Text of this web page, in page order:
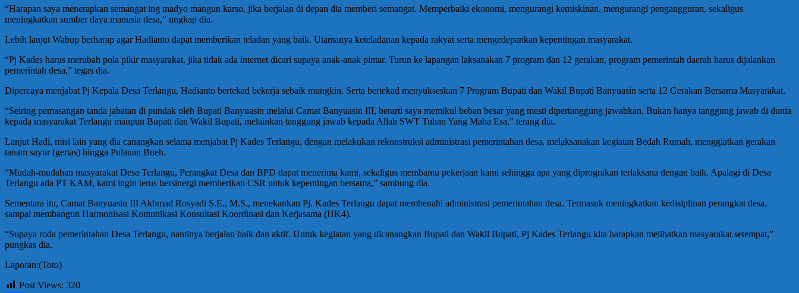
“Harapan saya menerapkan semangat ing madyo mangun karso, jika berjalan di depan dia memberi semangat. Memperbaiki ekonomi, mengurangi kemiskinan, mengurangi pengangguran, sekaligus
meningkatkan sumber daya manusia desa,” ungkap dia.
Lebih lanjut Wabup berharap agar Hadianto dapat memberikan teladan yang baik. Utamanya keteladanan kepada rakyat serta mengedepankan kepentingan masyarakat.
“Pj Kades harus merubah pola pikir masyarakat, jika tidak ada internet dicari supaya anak-anak pintar. Turun ke lapangan laksanakan 7 program dan 12 gerakan, program pemerintah daerah harus dijalankan
pemerintah desa,” tegas dia.
Dipercaya menjabat Pj Kepala Desa Terlangu, Hadianto bertekad bekerja sebaik mungkin. Serta bertekad menyukseskan 7 Program Bupati dan Wakil Bupati Banyuasin serta 12 Gerakan Bersama Masyarakat.
“Seiring pemasangan tanda jabatan di pundak oleh Bupati Banyuasin melalui Camat Banyuasin III, berarti saya memikul beban besar yang mesti dipertanggung jawabkan. Bukan hanya tanggung jawab di dunia
kepada masyarakat Terlangu maupun Bupati dan Wakil Bupati, melainkan tanggung jawab kepada Allah SWT Tuhan Yang Maha Esa,” terang dia.
Lanjut Hadi, misi lain yang dia canangkan selama menjabat Pj Kades Terlangu, dengan melakukan rekonstruksi administrasi pemerintahan desa, melaksanakan kegiatan Bedah Rumah, menggiatkan gerakan
tanam sayur (gertas) hingga Pulauan Bueh.
“Mudah-mudahan masyarakat Desa Terlangu, Perangkat Desa dan BPD dapat menerima kami, sekaligus membantu pekerjaan kami sehingga apa yang diprograkan terlaksana dengan baik. Apalagi di Desa
Terlangu ada PT KAM, kami ingin terus bersinergi memberikan CSR untuk kepentingan bersama,” sambung dia.
Sementara itu, Camat Banyuasin III Akhmad Rosyadi S.E., M.S., menekankan Pj. Kades Terlangu dapat membenahi administrasi pemerintahan desa. Termasuk meningkatkan kedisiplinan perangkat desa,
sampai membangun Harmonisasi Komunikasi Konsultasi Koordinasi dan Kerjasama (HK4).
“Supaya roda pemerintahan Desa Terlangu, nantinya berjalan baik dan aktif. Untuk kegiatan yang dicanangkan Bupati dan Wakil Bupati, Pj Kades Terlangu kita harapkan melibatkan masyarakat setempat,”
pungkas dia.
Laporan:(Toto)
Post Views: 320